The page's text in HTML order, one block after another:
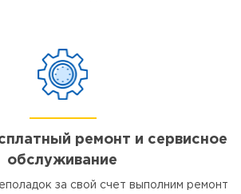
ремонт и сервисное
обслуживание
за свой счет выполним ремонт